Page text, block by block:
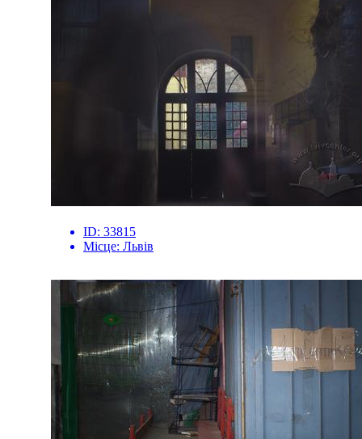
ID: 33815
Місце: Львів